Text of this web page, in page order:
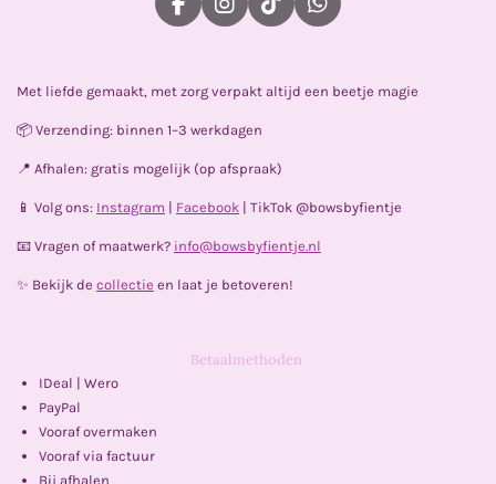
s
t
r
e
F
a
b
o
k
I
n
a
r
a
m
T
i
o
W
h
s
Met liefde gemaakt, met zorg verpakt altijd een beetje magie
📦 Verzending: binnen 1–3 werkdagen
📍 Afhalen: gratis mogelijk (op afspraak)
📱 Volg ons: Instagram | Facebook | TikTok @bowsbyfientje
📧 Vragen of maatwerk? info@bowsbyfientje.nl
✨ Bekijk de collectie en laat je betoveren!
Betaalmethoden
IDeal | Wero
PayPal
Vooraf overmaken
Vooraf via factuur
Bij afhalen